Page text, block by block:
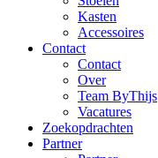
Kasten
Accessoires
Contact
Contact
Over
Team ByThijs
Vacatures
Zoekopdrachten
Partner